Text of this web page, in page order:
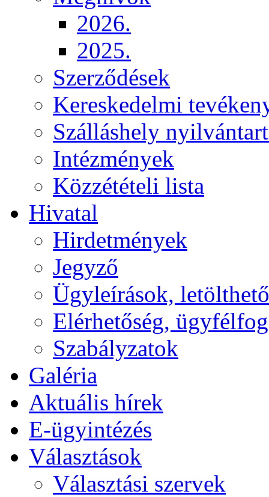
2026.
2025.
Szerződések
Kereskedelmi
Szálláshely
Intézmények
Közzétételi lista
Hivatal
Hirdetmények
Jegyző
Ügyleírások,
Elérhetőség,
Szabályzatok
Galéria
Aktuális hírek
E-ügyintézés
Választások
Választási szervek